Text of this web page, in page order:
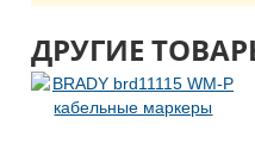
ДРУГИЕ